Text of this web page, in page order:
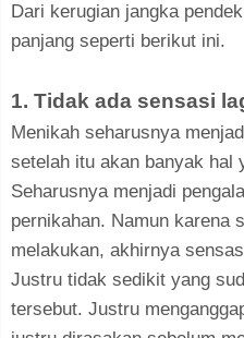
Dari kerugian jangka
panjang seperti berikut ini.
1. Tidak ada sensasi
Menikah seharusnya
setelah itu akan banyak hal
Seharusnya menjadi
pernikahan. Namun karena
melakukan, akhirnya
Justru tidak sedikit yang
tersebut. Justru